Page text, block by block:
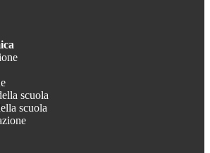
scuola
scuola